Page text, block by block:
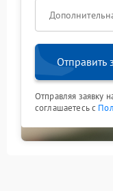
Отправить
Отправляя заявку
соглашаетесь с